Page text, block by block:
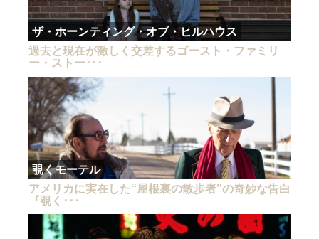
ザ・ホーンティング・オブ・ヒルハウス
過去と現在が激しく交差するゴースト・ファミリ
ー・ストー･･･
覗くモーテル
アメリカに実在した“屋根裏の散歩者”の奇妙な告白
『覗く･･･